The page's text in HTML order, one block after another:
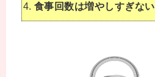
食事回数は増やしすぎない